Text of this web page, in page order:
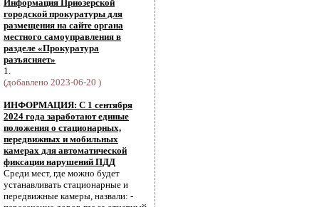
Информация Приозерской
городской прокуратуры для
размещения на сайте органа
местного самоуправления в
разделе «Прокуратура
разъясняет»
1.
(добавлено 2023-06-20 )
ИНФОРМАЦИЯ: С 1 сентября
2024 года заработают единые
положения о стационарных,
передвижных и мобильных
камерах для автоматической
фиксации нарушений ПДД
Среди мест, где можно будет
устанавливать стационарные и
передвижные камеры, назвали: -